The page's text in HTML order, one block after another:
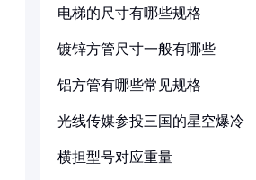
电梯的尺寸有哪些规格
镀锌方管尺寸一般有哪些
铝方管有哪些常见规格
光线传媒参投三国的星空爆冷
横担型号对应重量